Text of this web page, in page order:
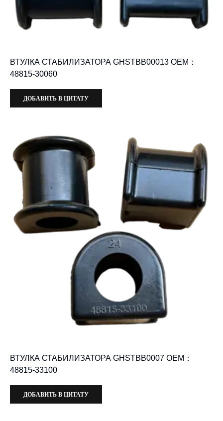
ВТУЛКА СТАБИЛИЗАТОРА GHSTBB00013 OEM：
48815-30060
ДОБАВИТЬ В ЦИТАТУ
ВТУЛКА СТАБИЛИЗАТОРА GHSTBB0007 OEM：
48815-33100
ДОБАВИТЬ В ЦИТАТУ